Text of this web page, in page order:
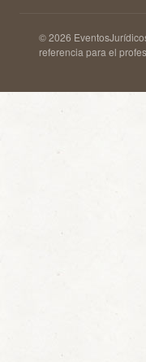
© 2026
referencia para el